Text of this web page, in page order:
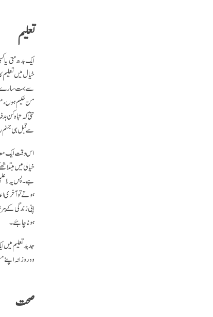
تعلیم
ایک بدھ متی یا
خیال میں
سے بہت سارے
من حکیم ہوں،
حتیٰ کہ تباہ
سے قبل ہی جہنم
اس وقت ایک
خیالی میں
ہے۔ پس یہ
ہوتے تو آخری
اپنی زندگی کے
ہونا چاہئے۔
جدید تعلیم میں
وہ روزانہ
صحت